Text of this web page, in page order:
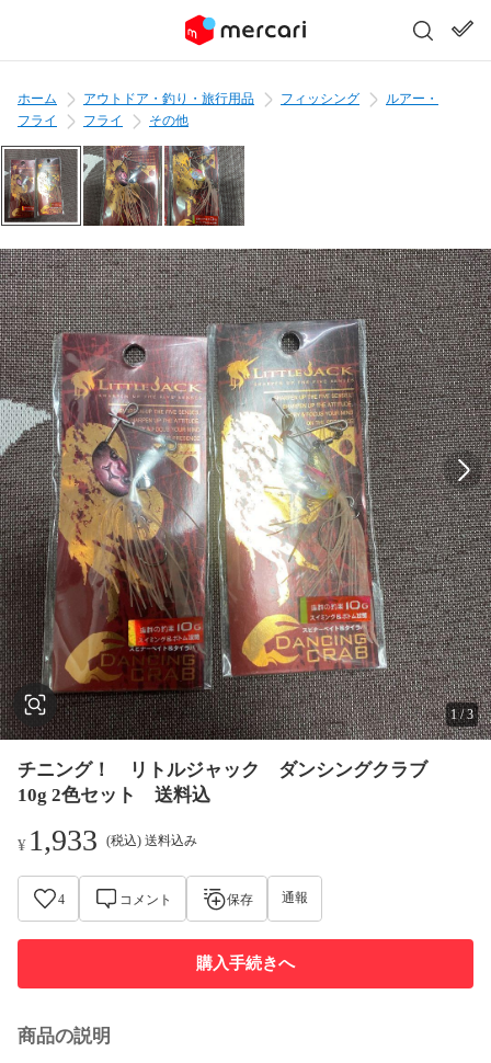
ホーム アウトドア・釣り・旅行用品 フィッシング
ルアー・
フライ
フライ その他
1/3
チニング！ リトルジャック ダンシングクラブ
10g 2色セット 送料込
¥ 1,933 (税込) 送料込み
4 コメント 保存 通報
購入手続きへ
商品の説明